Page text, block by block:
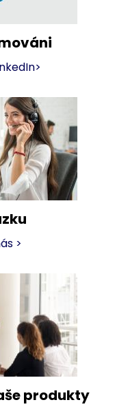
>
>
produkty